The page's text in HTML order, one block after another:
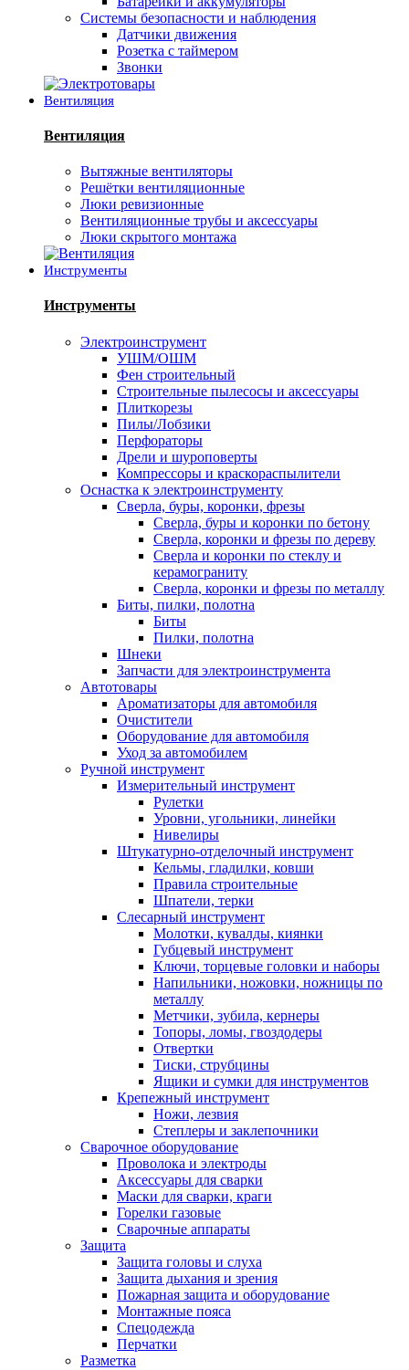
Системы безопасности и наблюдения
Датчики движения
Розетка с таймером
Звонки
Вентиляция
Вентиляция
Вытяжные вентиляторы
Решётки вентиляционные
Люки ревизионные
Вентиляционные трубы и аксессуары
Люки скрытого монтажа
Инструменты
Инструменты
Электроинструмент
УШМ/ОШМ
Фен строительный
Строительные пылесосы и аксессуары
Плиткорезы
Пилы/Лобзики
Перфораторы
Дрели и шуроповерты
Компрессоры и краскораспылители
Оснастка к электроинструменту
Сверла, буры, коронки, фрезы
Сверла, буры и коронки по бетону
Сверла, коронки и фрезы по дереву
Сверла и коронки по стеклу и
керамограниту
Сверла, коронки и фрезы по металлу
Биты, пилки, полотна
Биты
Пилки, полотна
Шнеки
Запчасти для электроинструмента
Автотовары
Ароматизаторы для автомобиля
Очистители
Оборудование для автомобиля
Уход за автомобилем
Ручной инструмент
Измерительный инструмент
Рулетки
Уровни, угольники, линейки
Нивелиры
Штукатурно-отделочный инструмент
Кельмы, гладилки, ковши
Правила строительные
Шпатели, терки
Слесарный инструмент
Молотки, кувалды, киянки
Губцевый инструмент
Ключи, торцевые головки и наборы
Напильники, ножовки, ножницы по
металлу
Метчики, зубила, кернеры
Топоры, ломы, гвоздодеры
Отвертки
Тиски, струбцины
Ящики и сумки для инструментов
Крепежный инструмент
Ножи, лезвия
Степлеры и заклепочники
Сварочное оборудование
Проволока и электроды
Аксессуары для сварки
Маски для сварки, краги
Горелки газовые
Сварочные аппараты
Защита
Защита головы и слуха
Защита дыхания и зрения
Пожарная защита и оборудование
Монтажные пояса
Спецодежда
Перчатки
Разметка